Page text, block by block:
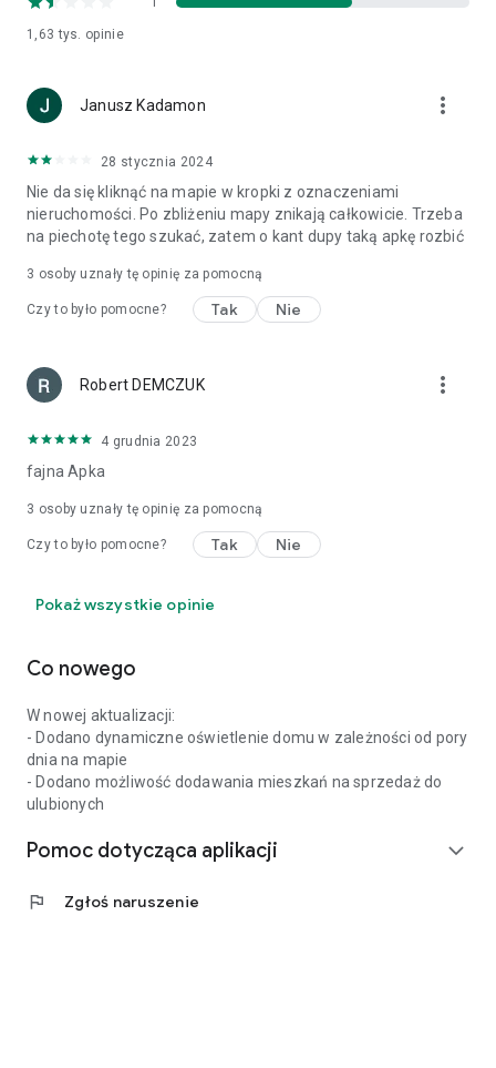
1,63 tys. opinie
Janusz Kadamon more_vert
28 stycznia 2024
Nie da się kliknąć na mapie w kropki z oznaczeniami
nieruchomości. Po zbliżeniu mapy znikają całkowicie. Trzeba
na piechotę tego szukać, zatem o kant dupy taką apkę rozbić
3 osoby uznały tę opinię za pomocną
Czy to było pomocne? Tak Nie
Robert DEMCZUK more_vert
4 grudnia 2023
fajna Apka
3 osoby uznały tę opinię za pomocną
Czy to było pomocne? Tak Nie
Pokaż wszystkie opinie
Co nowego
W nowej aktualizacji:
- Dodano dynamiczne oświetlenie domu w zależności od pory
dnia na mapie
- Dodano możliwość dodawania mieszkań na sprzedaż do
ulubionych
Pomoc dotycząca aplikacji expand_more
flag Zgłoś naruszenie